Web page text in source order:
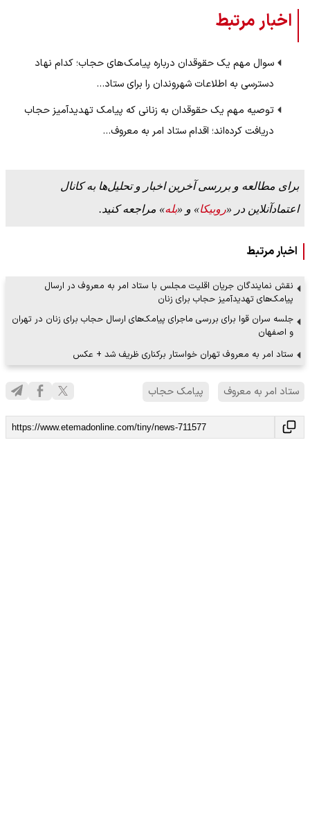
اخبار مرتبط
سوال مهم یک حقوقدان درباره پیامک‌های حجاب؛ کدام نهاد
دسترسی به اطلاعات شهروندان را برای ستاد…
توصیه مهم یک حقوقدان به زنانی که پیامک تهدیدآمیز حجاب
دریافت کرده‌اند؛ اقدام ستاد امر به معروف…
برای مطالعه و بررسی آخرین اخبار و تحلیل‌ها به کانال
اعتمادآنلاین در «روبیکا» و «بله» مراجعه کنید.
اخبار مرتبط
نقش نمایندگان جریان اقلیت مجلس با ستاد امر به معروف در ارسال
پیامک‌های تهدیدآمیز حجاب برای زنان
جلسه سران قوا برای بررسی ماجرای پیامک‌های ارسال حجاب برای زنان در تهران
و اصفهان
ستاد امر به معروف تهران خواستار برکناری ظریف شد + عکس
ستاد امر به معروف پیامک حجاب